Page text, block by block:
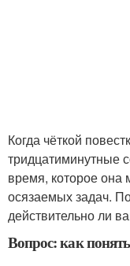
Когда чёткой
тридцатиминутные
время, которое она
осязаемых задач.
действительно ли
Вопрос: как